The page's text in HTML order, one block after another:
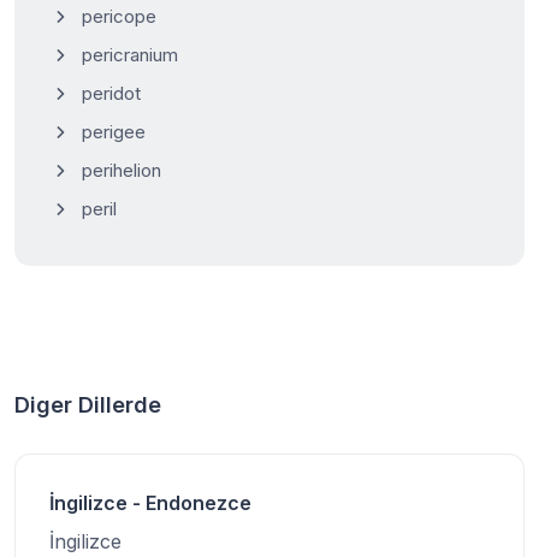
pericope
pericranium
peridot
perigee
perihelion
peril
Diger Dillerde
İngilizce - Endonezce
İngilizce